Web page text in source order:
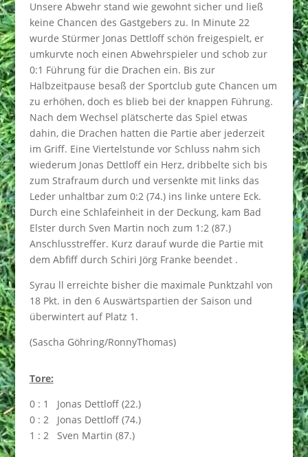
Unsere Abwehr stand wie gewohnt sicher und ließ
keine Chancen des Gastgebers zu. In Minute 22
wurde Stürmer Jonas Dettloff schön freigespielt, er
umkurvte noch einen Abwehrspieler und schob zur
0:1 Führung für die Drachen ein. Bis zur
Halbzeitpause besaß der Sportclub gute Chancen um
zu erhöhen, doch es blieb bei der knappen Führung.
Nach dem Wechsel plätscherte das Spiel etwas
dahin, die Drachen hatten die Partie aber jederzeit
im Griff. Eine Viertelstunde vor Schluss nahm sich
wiederum Jonas Dettloff ein Herz, dribbelte sich bis
zum Strafraum durch und versenkte mit links das
Leder unhaltbar zum 0:2 (74.) ins linke untere Eck.
Durch eine Schlafeinheit in der Deckung, kam Bad
Elster durch Sven Martin noch zum 1:2 (87.)
Anschlusstreffer. Kurz darauf wurde die Partie mit
dem Abfiff durch Schiri Jörg Franke beendet .
Syrau ll erreichte bisher die maximale Punktzahl von
18 Pkt. in den 6 Auswärtspartien der Saison und
überwintert auf Platz 1.
(Sascha Göhring/RonnyThomas)
Tore:
0 : 1 Jonas Dettloff (22.)
0 : 2 Jonas Dettloff (74.)
1 : 2 Sven Martin (87.)